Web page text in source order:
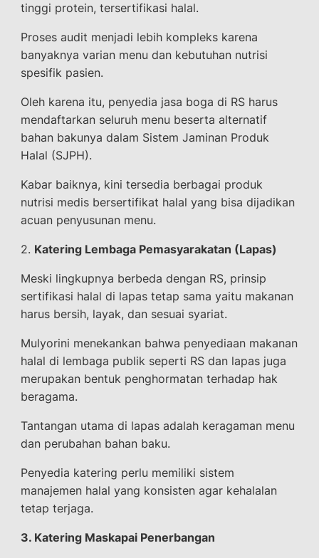
tinggi protein, tersertifikasi halal.
Proses audit menjadi lebih kompleks karena
banyaknya varian menu dan kebutuhan nutrisi
spesifik pasien.
Oleh karena itu, penyedia jasa boga di RS harus
mendaftarkan seluruh menu beserta alternatif
bahan bakunya dalam Sistem Jaminan Produk
Halal (SJPH).
Kabar baiknya, kini tersedia berbagai produk
nutrisi medis bersertifikat halal yang bisa dijadikan
acuan penyusunan menu.
2. Katering Lembaga Pemasyarakatan (Lapas)
Meski lingkupnya berbeda dengan RS, prinsip
sertifikasi halal di lapas tetap sama yaitu makanan
harus bersih, layak, dan sesuai syariat.
Mulyorini menekankan bahwa penyediaan makanan
halal di lembaga publik seperti RS dan lapas juga
merupakan bentuk penghormatan terhadap hak
beragama.
Tantangan utama di lapas adalah keragaman menu
dan perubahan bahan baku.
Penyedia katering perlu memiliki sistem
manajemen halal yang konsisten agar kehalalan
tetap terjaga.
3. Katering Maskapai Penerbangan